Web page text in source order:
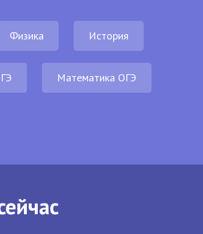
Физика История
Математика ОГЭ